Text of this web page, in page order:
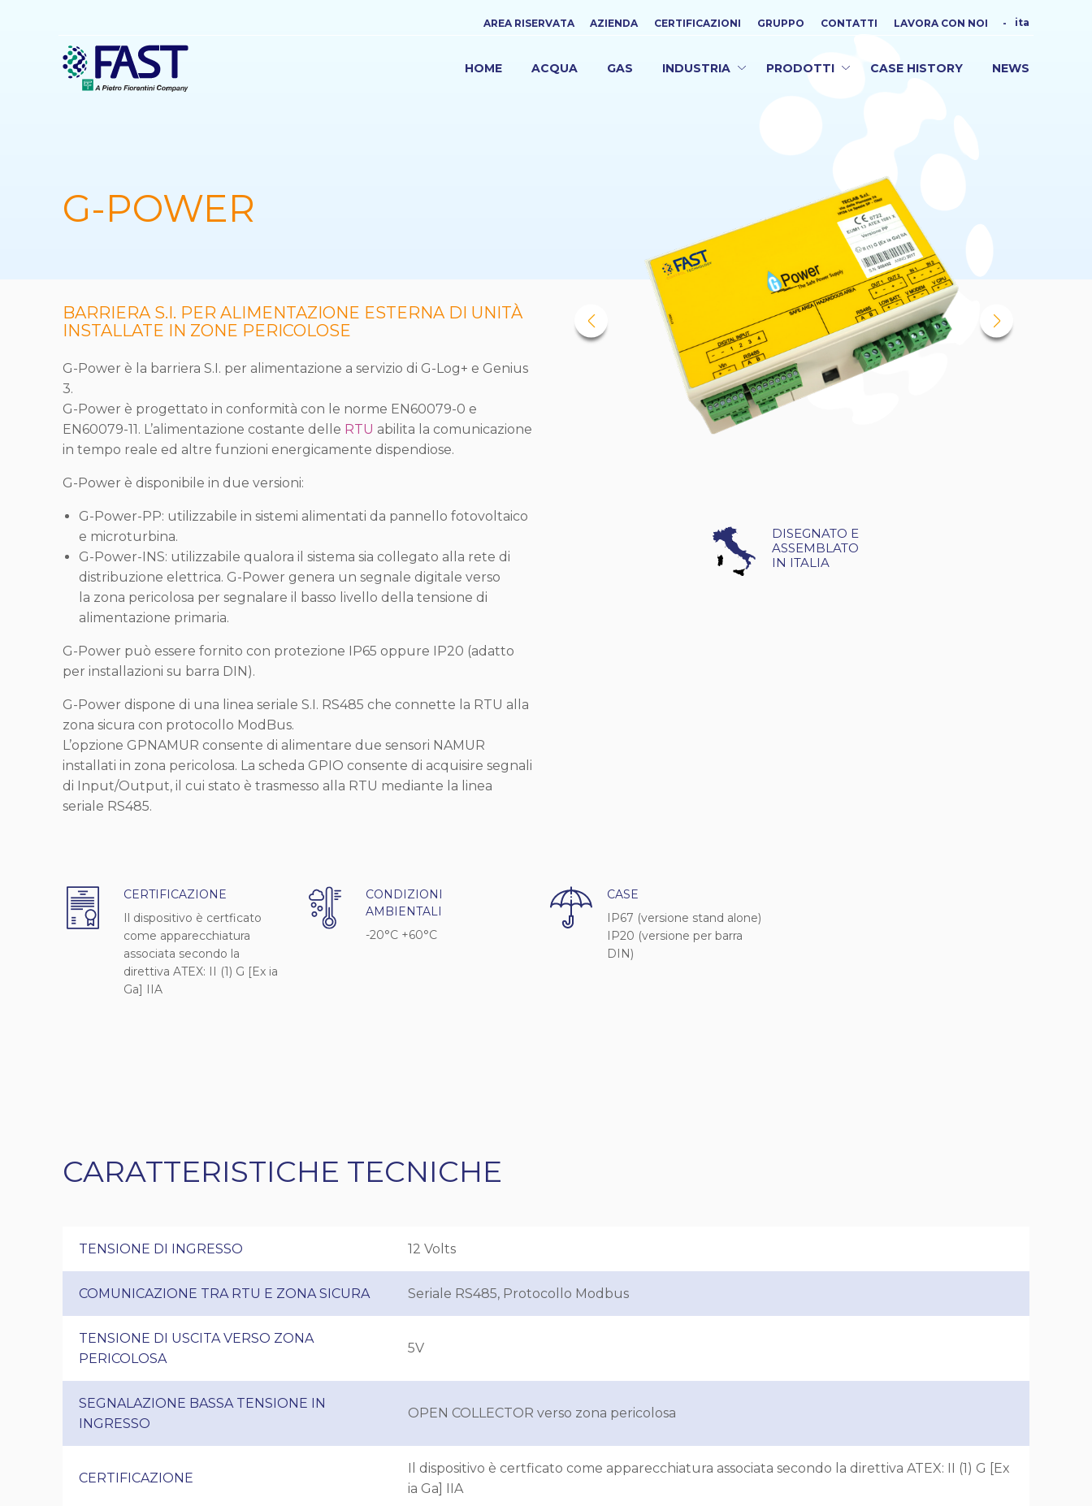
contenuto
principale
Top
AREA RISERVATA AZIENDA CERTIFICAZIONI GRUPPO CONTATTI LAVORA CON NOI - ita
NAVIGAZIONE
HOME ACQUA GAS INDUSTRIA PRODOTTI CASE HISTORY NEWS
G-POWER
BARRIERA S.I. PER ALIMENTAZIONE ESTERNA DI UNITÀ
INSTALLATE IN ZONE PERICOLOSE
G-Power è la barriera S.I. per alimentazione a servizio di G-Log+ e Genius
3.
G-Power è progettato in conformità con le norme EN60079-0 e
EN60079-11. L’alimentazione costante delle RTU abilita la comunicazione
in tempo reale ed altre funzioni energicamente dispendiose.
G-Power è disponibile in due versioni:
G-Power-PP: utilizzabile in sistemi alimentati da pannello fotovoltaico
e microturbina.
G-Power-INS: utilizzabile qualora il sistema sia collegato alla rete di
distribuzione elettrica. G-Power genera un segnale digitale verso
la zona pericolosa per segnalare il basso livello della tensione di
alimentazione primaria.
G-Power può essere fornito con protezione IP65 oppure IP20 (adatto
per installazioni su barra DIN).
G-Power dispone di una linea seriale S.I. RS485 che connette la RTU alla
zona sicura con protocollo ModBus.
L’opzione GPNAMUR consente di alimentare due sensori NAMUR
installati in zona pericolosa. La scheda GPIO consente di acquisire segnali
di Input/Output, il cui stato è trasmesso alla RTU mediante la linea
seriale RS485.
DISEGNATO E
ASSEMBLATO
IN ITALIA
CERTIFICAZIONE
Il dispositivo è certficato
come apparecchiatura
associata secondo la
direttiva ATEX: II (1) G [Ex ia
Ga] IIA
CONDIZIONI
AMBIENTALI
-20°C +60°C
CASE
IP67 (versione stand alone)
IP20 (versione per barra
DIN)
CARATTERISTICHE TECNICHE
TENSIONE DI INGRESSO 12 Volts
COMUNICAZIONE TRA RTU E ZONA SICURA Seriale RS485, Protocollo Modbus
TENSIONE DI USCITA VERSO ZONA
PERICOLOSA
5V
SEGNALAZIONE BASSA TENSIONE IN
INGRESSO
OPEN COLLECTOR verso zona pericolosa
CERTIFICAZIONE
Il dispositivo è certficato come apparecchiatura associata secondo la direttiva ATEX: II (1) G [Ex
ia Ga] IIA